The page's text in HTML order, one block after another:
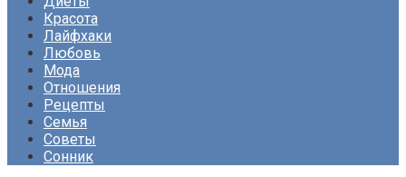
Красота
Лайфхаки
Любовь
Мода
Отношения
Рецепты
Семья
Советы
Сонник